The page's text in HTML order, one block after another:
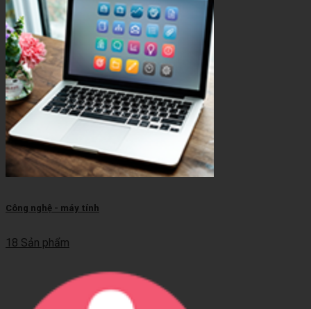
Công nghệ - máy tính
18 Sản phẩm